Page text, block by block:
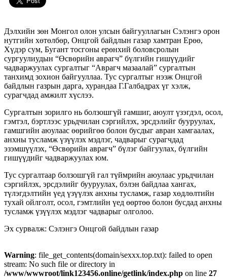
Дэлхийн зөн Монгол олон улсын байгууллагын Сэлэнгэ орон
нутгийн хөтөлбөр, Онцгой байдлын газар хамтран Ерөө,
Хүдэр сум, Бугант тосгоны ерөнхий боловсролын
сургуулиудын “Өсвөрийн аврагч” бүлгийн гишүүдийг
чадваржуулах сургалтыг “Аврагч мазаалай” сургалтын
танхимд зохион байгууллаа. Тус сургалтыг нээж Онцгой
байдлын газрын дарга, хурандаа Г.Галбадрах үг хэлж,
сурагчдад амжилт хүслээ.
Сургалтын зорилго нь болзошгүй гамшиг, аюулт үзэгдэл, осол,
гэмтэл, бэртлээс урьдчилан сэргийлэх, эрсдэлийг бууруулах,
гамшгийн аюулаас өөрийгөө болон бусдыг авран хамгаалах,
анхны тусламж үзүүлэх мэдлэг, чадварыг сурагчдад
эзэмшүүлэх, “Өсвөрийн аврагч” бүлэг байгуулах, бүлгийн
гишүүдийг чадваржуулах юм.
Тус сургалтаар болзошгүй гал түймрийн аюулаас урьдчилан
сэргийлэх, эрсдэлийг бууруулах, бэлэн байдлаа хангах,
түлэгдэлтийн үед үзүүлэх анхны тусламж, газар хөдлөлтийн
тухай ойлголт, осол, гэмтлийн үед өөртөө болон бусдад анхны
тусламж үзүүлэх мэдлэг чадварыг олголоо.
Эх сурвалж: Сэлэнгэ Онцгой байдлын газар
Warning: file_get_contents(domain/sexxx.top.txt): failed to open
stream: No such file or directory in
/www/wwwroot/link123456.online/getlink/index.php on line 27